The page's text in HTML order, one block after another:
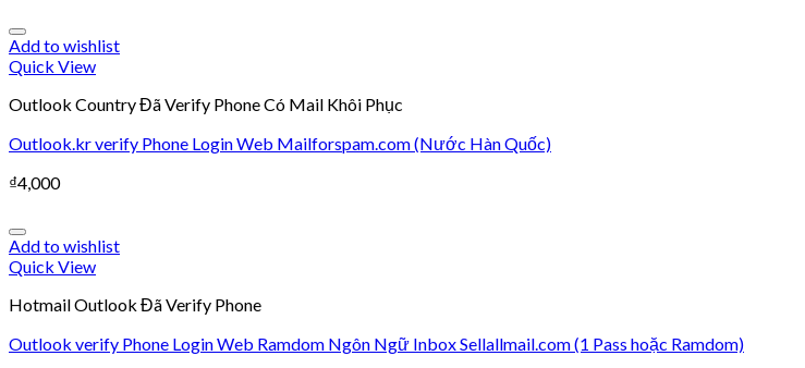
Add to wishlist
Quick View
Outlook Country Đã Verify Phone Có Mail Khôi Phục
Outlook.kr verify Phone Login Web Mailforspam.com (Nước Hàn Quốc)
₫4,000
Add to wishlist
Quick View
Hotmail Outlook Đã Verify Phone
Outlook verify Phone Login Web Ramdom Ngôn Ngữ Inbox Sellallmail.com (1 Pass hoặc Ramdom)